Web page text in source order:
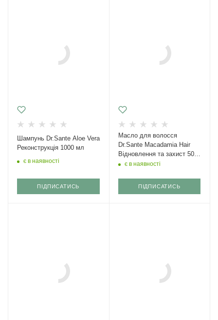
Шампунь Dr.Sante Aloe Vera
Реконструкція 1000 мл
є в наявності
ПІДПИСАТИСЬ
Масло для волосся
Dr.Sante Macadamia Hair
Відновлення та захист 50
млє в наявності
ПІДПИСАТИСЬ